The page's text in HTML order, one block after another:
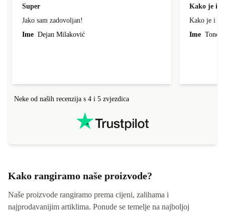
Super
Jako sam zadovoljan!
Ime Dejan Milaković
Kako je i
Kako je i
Ime Tonci
Neke od naših recenzija s 4 i 5 zvjezdica
Kako rangiramo naše proizvode?
Naše proizvode rangiramo prema cijeni, zalihama i
najprodavanijim artiklima. Ponude se temelje na najboljoj